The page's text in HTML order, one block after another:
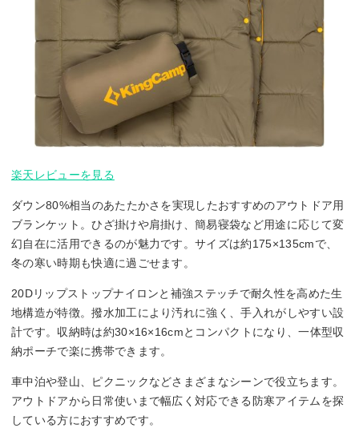
楽天レビューを見る
ダウン80%相当のあたたかさを実現したおすすめのアウトドア用
ブランケット。ひざ掛けや肩掛け、簡易寝袋など用途に応じて変
幻自在に活用できるのが魅力です。サイズは約175×135cmで、
冬の寒い時期も快適に過ごせます。
20Dリップストップナイロンと補強ステッチで耐久性を高めた生
地構造が特徴。撥水加工により汚れに強く、手入れがしやすい設
計です。収納時は約30×16×16cmとコンパクトになり、一体型収
納ポーチで楽に携帯できます。
車中泊や登山、ピクニックなどさまざまなシーンで役立ちます。
アウトドアから日常使いまで幅広く対応できる防寒アイテムを探
している方におすすめです。